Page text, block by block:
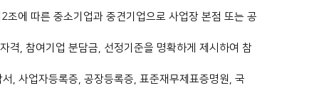
에 따른 중소기업과 중견기업으로 사업장 본점 또는 공
격, 참여기업 분담금, 선정기준을 명확하게 제시하여 참
, 사업자등록증, 공장등록증, 표준재무제표증명원, 국